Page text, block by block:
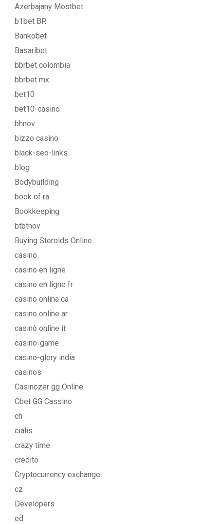
Azerbajany Mostbet
b1bet BR
Bankobet
Basaribet
bbrbet colombia
bbrbet mx
bet10
bet10-casino
bhnov
bizzo casino
black-seo-links
blog
Bodybuilding
book of ra
Bookkeeping
btbtnov
Buying Steroids Online
casino
casino en ligne
casino en ligne fr
casino onlina ca
casino online ar
casinò online it
casino-game
casino-glory india
casinos
Casinozer gg Online
Cbet GG Cassino
ch
cialis
crazy time
credito
Cryptocurrency exchange
cz
Developers
ed